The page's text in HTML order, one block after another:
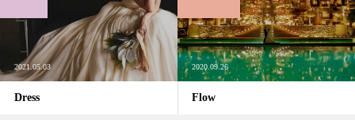
2021.05.03
Dress
2020.09.26
Flow